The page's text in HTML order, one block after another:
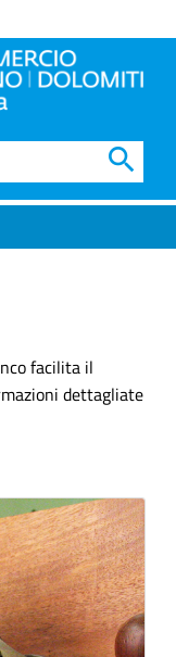
search
facilita il
dettagliate